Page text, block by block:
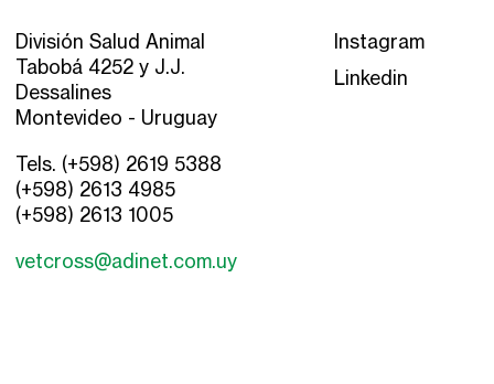
División Salud Animal
Tabobá 4252 y J.J.
Dessalines
Montevideo - Uruguay
Tels. (+598) 2619 5388
(+598) 2613 4985
(+598) 2613 1005
Instagram
Linkedin